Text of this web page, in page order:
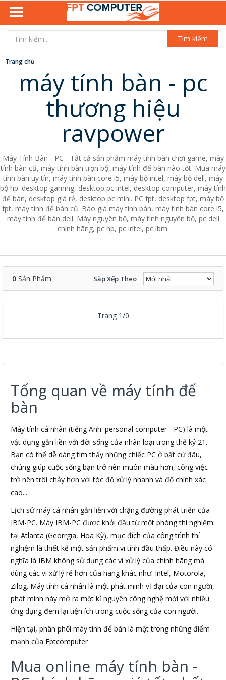
Tìm kiếm
Trang chủ
máy tính bàn - pc
thương hiệu
ravpower
Máy Tính Bàn - PC - Tất cả sản phẩm máy tính bàn chơi game, máy
tính bàn cũ, máy tính bàn trọn bộ, máy tính để bàn nào tốt. Mua máy
tính bàn uy tín, máy tính bàn core i5, máy bộ intel, máy bộ dell, máy
bộ hp. desktop gaming, desktop pc intel, desktop computer, máy tính
để bàn, desktop giá rẻ, desktop pc mini. PC fpt, desktop fpt, máy bộ
fpt, máy tính để bàn cũ. Báo giá máy tính bàn, máy tính bàn core i5,
máy tính để bàn dell. Máy nguyên bộ, máy tính nguyên bộ, pc dell
chính hãng, pc hp, pc intel, pc ibm.
0 Sản Phẩm Sắp Xếp Theo
Trang 1/0
Tổng quan về máy tính để
bàn
Máy tính cá nhân (tiếng Anh: personal computer - PC) là một
vật dụng gắn liền với đời sống của nhân loại trong thế kỷ 21.
Bạn có thể dễ dàng tìm thấy những chiếc PC ở bất cứ đâu,
chúng giúp cuộc sống bạn trở nên muôn màu hơn, công việc
trở nên trôi chảy hơn với tóc độ xử lý nhanh và độ chính xác
cao...
Lịch sử máy cá nhân gắn liền với chặng đường phát triển của
IBM-PC. Máy IBM-PC được khởi đầu từ một phòng thí nghiệm
tại Atlanta (Georrgia, Hoa Kỳ), mục đích của công trình thí
nghiệm là thiết kế một sản phẩm vi tính đầu thấp. Điều này có
nghĩa là IBM không sử dụng các vi xử lý của chính hãng mà
dùng các vi xử lý rẻ hơn của hãng khác như: Intel, Motorola,
Zilog. Máy tính cá nhân là một phát minh vĩ đại của con người,
phát mình này mở ra một kỉ nguyên công nghệ mới với nhiều
ứng dụng đem lại tiện ích trong cuộc sống của con người.
Hiện tại, phân phối máy tính để bàn là một trong những điểm
mạnh của Fptcomputer
Mua online máy tính bàn -